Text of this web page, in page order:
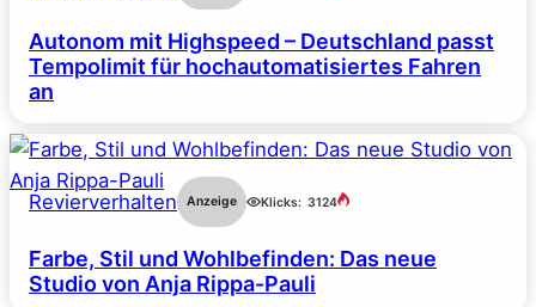
Autonom mit Highspeed – Deutschland passt
Tempolimit für hochautomatisiertes Fahren
an
Revierverhalten Anzeige Klicks: 3124
Farbe, Stil und Wohlbefinden: Das neue
Studio von Anja Rippa-Pauli